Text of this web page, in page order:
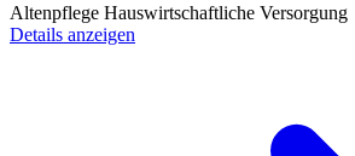
Altenpflege Hauswirtschaftliche Versorgung
Details anzeigen